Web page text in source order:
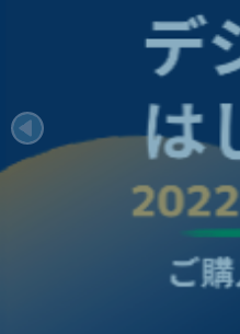
SAP
グ、開
SAPで広がる
かむチャンス
ITスキ
ン
2022年10月サイ
サンプル問
人財育成
ル Start！
DX（デジタルトラン
て動画を使って効率よ
Web配信プ
導入事例
コロナをきっかけに社
の試験から「オンライ
企業の未来を
JTPの